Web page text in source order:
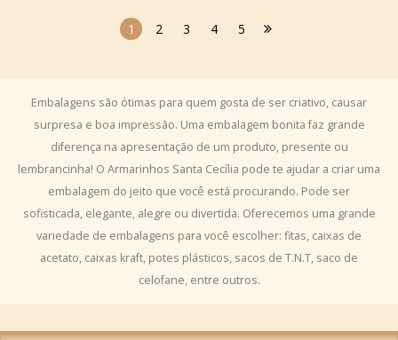
1 2 3 4 5
Embalagens são ótimas para quem gosta de ser criativo, causar
surpresa e boa impressão. Uma embalagem bonita faz grande
diferença na apresentação de um produto, presente ou
lembrancinha! O Armarinhos Santa Cecília pode te ajudar a criar uma
embalagem do jeito que você está procurando. Pode ser
sofisticada, elegante, alegre ou divertida. Oferecemos uma grande
variedade de embalagens para você escolher: fitas, caixas de
acetato, caixas kraft, potes plásticos, sacos de T.N.T, saco de
celofane, entre outros.